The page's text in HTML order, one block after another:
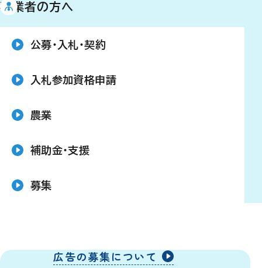
事業者の方へ
公募・入札・契約
入札参加資格申請
農業
補助金・支援
募集
広告の募集について